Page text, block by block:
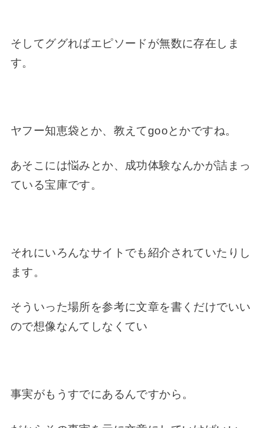
そしてググればエピソードが無数に存在しま
す。
ヤフー知恵袋とか、教えてgooとかですね。
あそこには悩みとか、成功体験なんかが詰まっ
ている宝庫です。
それにいろんなサイトでも紹介されていたりし
ます。
そういった場所を参考に文章を書くだけでいい
ので想像なんてしなくてい
事実がもうすでにあるんですから。